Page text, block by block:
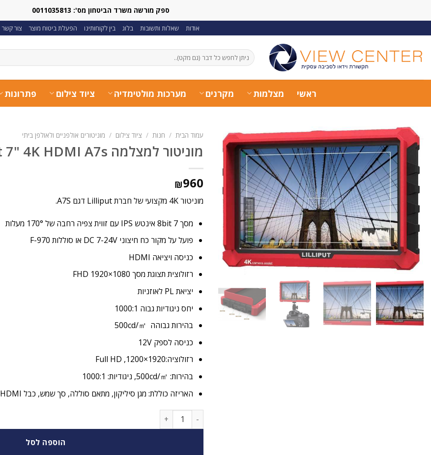
ספק מורשה משרד הביטחון מס': 0011035813
אודות שאלות ותשובות בלוג בין לקוחותינו הפעלת ביטוח מוצר צור קשר
חיפוש
עבור:
ראשי מצלמות מקרנים מערכות מולטימדיה ציוד צילום פתרונות
עמוד הבית / חנות / ציוד צילום / מוניטורים אולפניים ולאולפן ביתי
מוניטור למצלמה Lilliput 7" 4K HDMI A7s
₪960
מוניטור 4K מקצועי של חברת Lilliput דגם A7S.
מסך 8bit 7 אינטש IPS עם זווית צפיה רחבה של 170° מעלות
פועל על מקור כח חיצוני DC 7-24V או סוללות F-970
כניסה ויציאה HDMI
רזולוצית תצוגת מסך FHD 1920×1080
יציאת PL לאוזניות
יחס ניגודיות גבוה 1000:1
בהירות גבוהה 500cd/㎡
כניסה לספק 12V
רזולוציה:1920×1200, Full HD
בהירות: 500cd/㎡, ניגודיות: 1000:1
האריזה כוללת: מגן סיליקון, מתאם סוללה, סך שמש, כבל HDMI
כמות של מוניטור למצלמה Lilliput 7" 4K HDMI A7s
הוספה לסל